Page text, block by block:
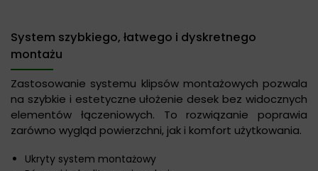
System szybkiego, łatwego i dyskretnego
montażu
Zastosowanie systemu klipsów montażowych pozwala
na szybkie i estetyczne ułożenie desek bez widocznych
elementów łączeniowych. To rozwiązanie poprawia
zarówno wygląd powierzchni, jak i komfort użytkowania.
Ukryty system montażowy